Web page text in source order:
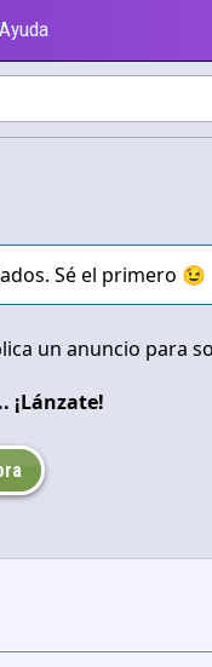
Ayuda
Sé el primero 😉
un anuncio para
¡Lánzate!